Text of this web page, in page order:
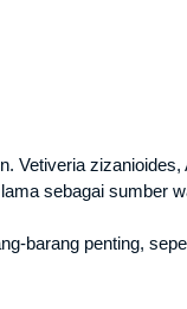
Vetiveria
sebagai sumber
barang penting,